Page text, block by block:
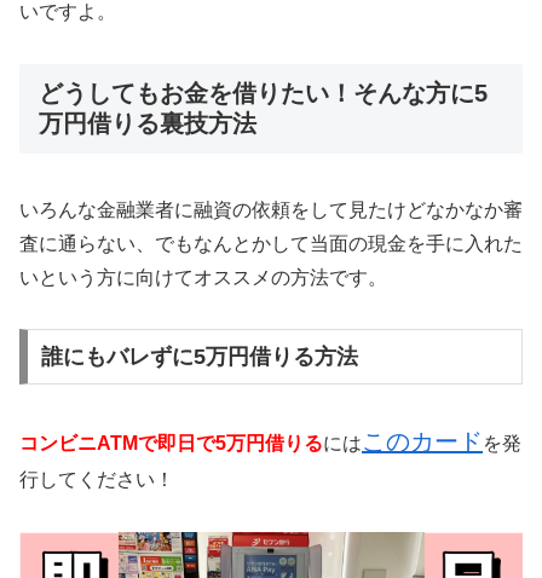
いですよ。
どうしてもお金を借りたい！そんな方に5
万円借りる裏技方法
いろんな金融業者に融資の依頼をして見たけどなかなか審
査に通らない、でもなんとかして当面の現金を手に入れた
いという方に向けてオススメの方法です。
誰にもバレずに5万円借りる方法
コンビニATMで即日で5万円借りるにはこのカード を発
行してください！